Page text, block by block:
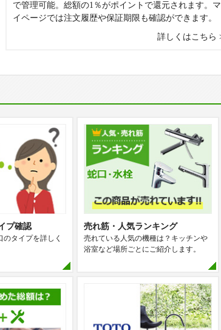
で管理可能。総額の1％がポイントで還元されます。マ
イページでは注文履歴や保証期限も確認ができます。
詳しくはこちら
プ確認
タイプを詳しく
売れ筋・人気ランキング
売れている人気の機種は？キッチンや
浴室など場所ごとにご紹介します。